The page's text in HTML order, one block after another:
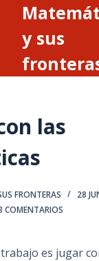
y sus
las
FRONTERAS
28
COMENTARIOS
es jugar